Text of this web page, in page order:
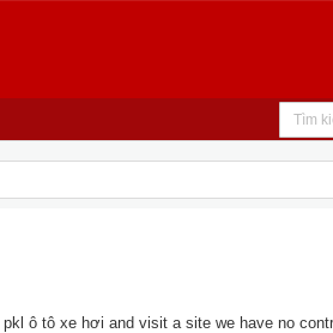
ô tô xe hơi and visit a site we have no